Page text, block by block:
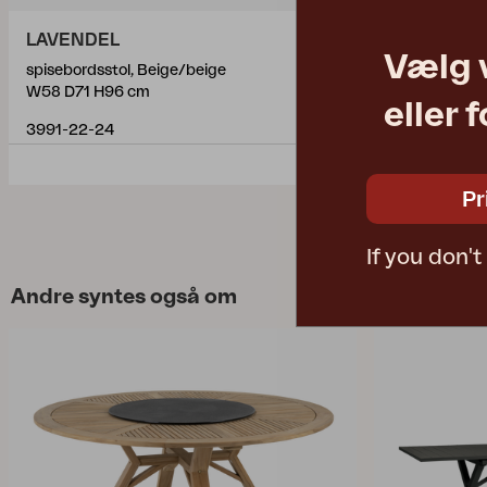
LAVENDEL
spisebordsstol, Beige/beige
W58 D71 H96 cm
3991-22-24
parasol,
8825-5
Andre syntes også om
Vælg
eller
If you